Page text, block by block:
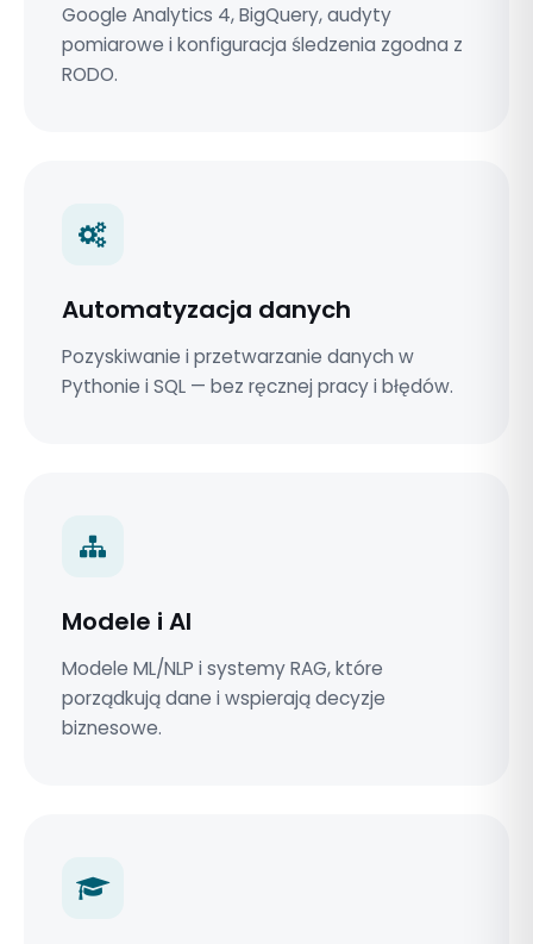
Google Analytics 4, BigQuery, audyty
pomiarowe i konfiguracja śledzenia zgodna z
RODO.
Automatyzacja danych
Pozyskiwanie i przetwarzanie danych w
Pythonie i SQL — bez ręcznej pracy i błędów.
Modele i AI
Modele ML/NLP i systemy RAG, które
porządkują dane i wspierają decyzje
biznesowe.